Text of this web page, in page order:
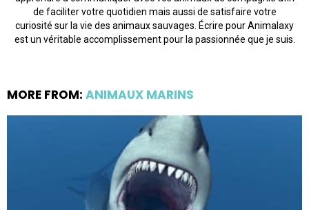
de faciliter votre quotidien mais aussi de satisfaire votre
curiosité sur la vie des animaux sauvages. Écrire pour Animalaxy
est un véritable accomplissement pour la passionnée que je suis.
MORE FROM: ANIMAUX MARINS